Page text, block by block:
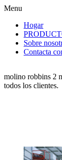
Menu
Hogar
Sobre
Contacta
molino robbins 2
todos los clientes.